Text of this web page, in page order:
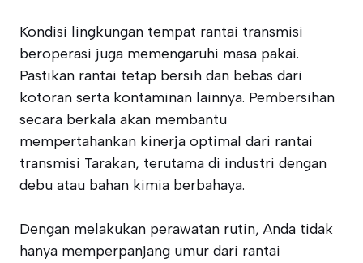
Kondisi lingkungan tempat rantai transmisi
beroperasi juga memengaruhi masa pakai.
Pastikan rantai tetap bersih dan bebas dari
kotoran serta kontaminan lainnya. Pembersihan
secara berkala akan membantu
mempertahankan kinerja optimal dari rantai
transmisi Tarakan, terutama di industri dengan
debu atau bahan kimia berbahaya.
Dengan melakukan perawatan rutin, Anda tidak
hanya memperpanjang umur dari rantai